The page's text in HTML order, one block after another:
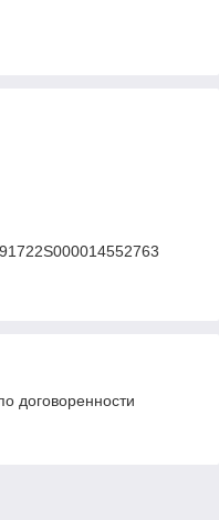
договоренности